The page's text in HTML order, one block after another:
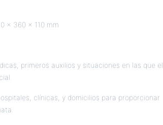
x 360 x 110 mm
primeros auxilios y situaciones en las que el
clínicas, y domicilios para proporcionar